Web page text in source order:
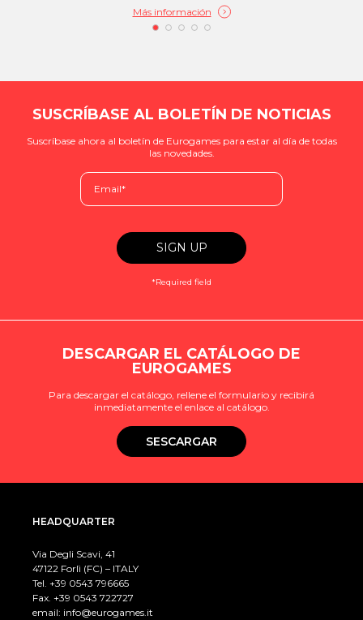
Más información
SUSCRÍBASE AL BOLETÍN DE NOTICIAS
Suscríbase ahora al boletín de Eurogames para estar al día de todas
las novedades.
*Required field
DESCARGAR EL CATÁLOGO DE
EUROGAMES
Para descargar el catálogo, rellene el formulario y recibirá
inmediatamente el enlace al catálogo.
SESCARGAR
HEADQUARTER
Via Degli Scavi, 41
47122 Forlì (FC) – ITALY
Tel. +39 0543 796665
Fax. +39 0543 722727
email: info@eurogames.it